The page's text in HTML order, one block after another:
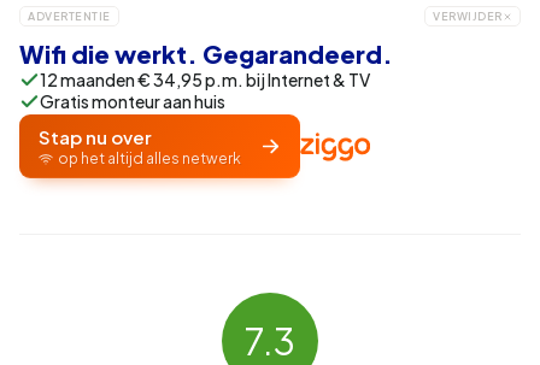
ADVERTENTIE VERWIJDER
Wifi die werkt. Gegarandeerd.
12 maanden € 34,95 p.m. bij Internet & TV
Gratis monteur aan huis
Stap nu over
op het altijd alles netwerk
7.3